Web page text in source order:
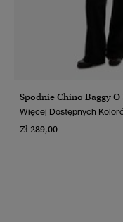
Spodnie Chino Baggy
Więcej Dostępnych
Zł 289,00